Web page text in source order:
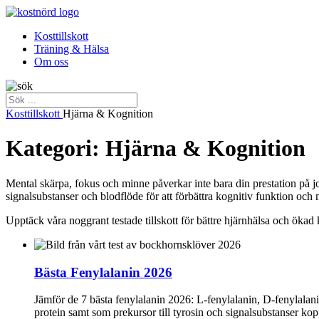
Kosttillskott
Träning & Hälsa
Om oss
Kosttillskott Hjärna & Kognition
Kategori: Hjärna & Kognition
Mental skärpa, fokus och minne påverkar inte bara din prestation
signalsubstanser och blodflöde för att förbättra kognitiv funktion och
Upptäck våra noggrant testade tillskott för bättre hjärnhälsa och
Bästa Fenylalanin 2026
Jämför de 7 bästa fenylalanin 2026: L‑fenylalanin,
protein samt som prekursor till tyrosin och signalsubstanser